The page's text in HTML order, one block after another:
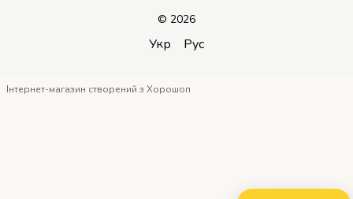
© 2026
Укр Рус
Інтернет-магазин створений з Хорошоп